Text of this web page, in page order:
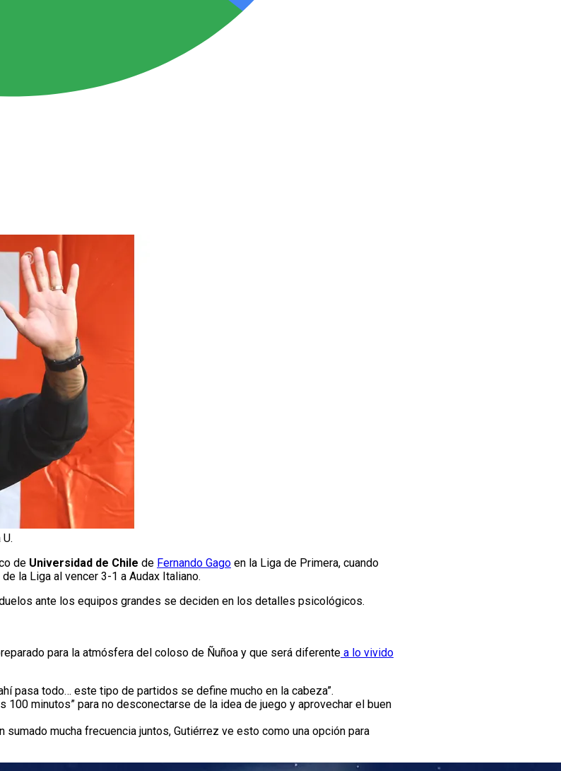
de Universidad de Chile de Fernando Gago en la Liga de Primera, cuando
la Liga al vencer 3-1 a Audax Italiano.
ante los equipos grandes se deciden en los detalles psicológicos.
para la atmósfera del coloso de Ñuñoa y que será diferente a lo vivido
pasa todo… este tipo de partidos se define mucho en la cabeza”.
100 minutos” para no desconectarse de la idea de juego y aprovechar el buen
sumado mucha frecuencia juntos, Gutiérrez ve esto como una opción para